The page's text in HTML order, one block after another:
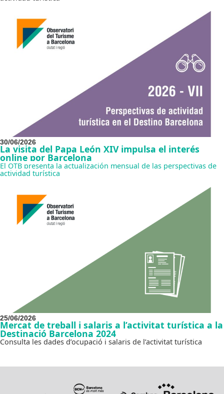
30/06/2026
La visita del Papa León XIV impulsa el interés
online por Barcelona
El OTB presenta la actualización mensual de las perspectivas de
actividad turística
25/06/2026
Mercat de treball i salaris a l’activitat turística a la
Destinació Barcelona 2024
Consulta les dades d’ocupació i salaris de l’activitat turística